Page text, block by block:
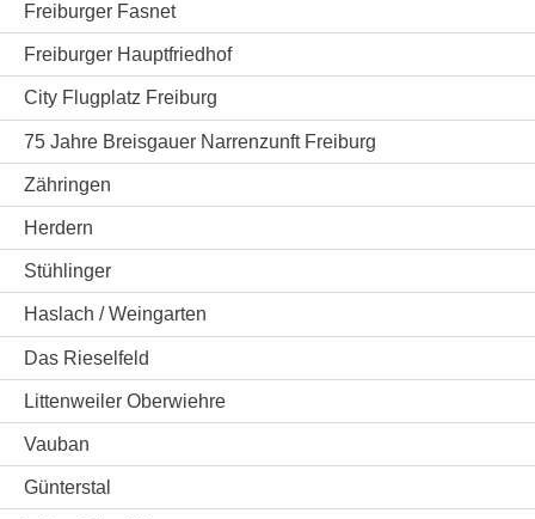
Freiburger Fasnet
Freiburger Hauptfriedhof
City Flugplatz Freiburg
75 Jahre Breisgauer Narrenzunft Freiburg
Zähringen
Herdern
Stühlinger
Haslach / Weingarten
Das Rieselfeld
Littenweiler Oberwiehre
Vauban
Günterstal